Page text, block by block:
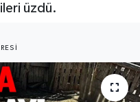
üzdü.